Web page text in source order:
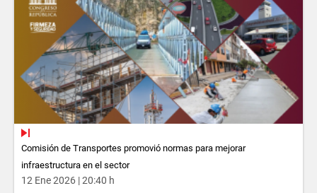
Comisión de Transportes promovió normas para mejorar
infraestructura en el sector
12 Ene 2026 | 20:40 h